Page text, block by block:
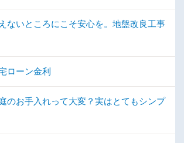
ないところにこそ安心を。地盤改良工事
ローン金利
のお手入れって大変？実はとてもシンプ